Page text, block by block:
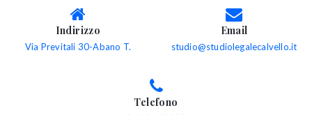
Indirizzo
Via Previtali 30-Abano T.
Email
studio@studiolegalecalvello.it
Telefono